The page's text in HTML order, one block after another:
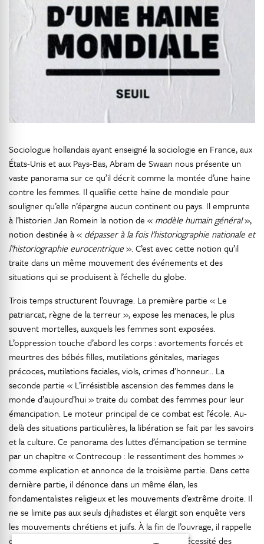
Sociologue hollandais ayant enseigné la sociologie en France, aux
États-Unis et aux Pays-Bas, Abram de Swaan nous présente un
vaste panorama sur ce qu’il décrit comme la montée d’une haine
contre les femmes. Il qualifie cette haine de mondiale pour
souligner qu’elle n’épargne aucun continent ou pays. Il emprunte
à l’historien Jan Romein la notion de « modèle humain général»,
notion destinée à « dépasser à la fois l’historiographie nationale et
l’historiographie eurocentrique». C’est avec cette notion qu’il
traite dans un même mouvement des événements et des
situations qui se produisent à l’échelle du globe.
Trois temps structurent l’ouvrage. La première partie « Le
patriarcat, règne de la terreur », expose les menaces, le plus
souvent mortelles, auxquels les femmes sont exposées.
L’oppression touche d’abord les corps : avortements forcés et
meurtres des bébés filles, mutilations génitales, mariages
précoces, mutilations faciales, viols, crimes d’honneur… La
seconde partie « L’irrésistible ascension des femmes dans le
monde d’aujourd’hui » traite du combat des femmes pour leur
émancipation. Le moteur principal de ce combat est l’école. Au-
delà des situations particulières, la libération se fait par les savoirs
et la culture. Ce panorama des luttes d’émancipation se termine
par un chapitre « Contrecoup : le ressentiment des hommes »
comme explication et annonce de la troisième partie. Dans cette
dernière partie, il dénonce dans un même élan, les
fondamentalistes religieux et les mouvements d’extrême droite. Il
ne se limite pas aux seuls djihadistes et élargit son enquête vers
les mouvements chrétiens et juifs. À la fin de l’ouvrage, il rappelle
que tous les mouvements d’émancipation ont nécessité des